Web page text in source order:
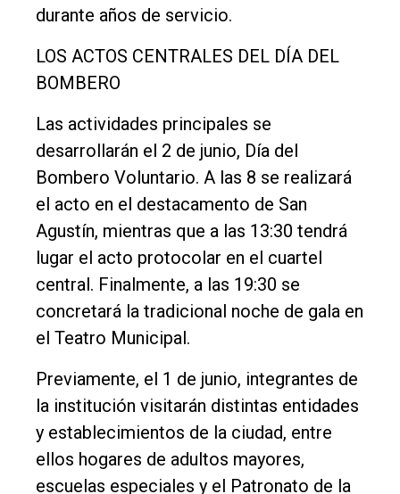
durante años de servicio.
LOS ACTOS CENTRALES DEL DÍA DEL
BOMBERO
Las actividades principales se
desarrollarán el 2 de junio, Día del
Bombero Voluntario. A las 8 se realizará
el acto en el destacamento de San
Agustín, mientras que a las 13:30 tendrá
lugar el acto protocolar en el cuartel
central. Finalmente, a las 19:30 se
concretará la tradicional noche de gala en
el Teatro Municipal.
Previamente, el 1 de junio, integrantes de
la institución visitarán distintas entidades
y establecimientos de la ciudad, entre
ellos hogares de adultos mayores,
escuelas especiales y el Patronato de la